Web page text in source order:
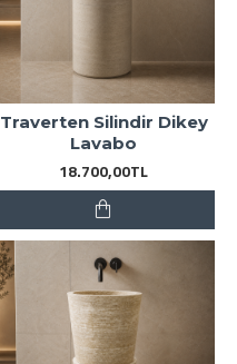
Traverten Silindir Dikey
Lavabo
18.700,00TL